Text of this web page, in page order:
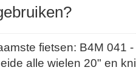
fietsen: B4M
alle wielen 20" en